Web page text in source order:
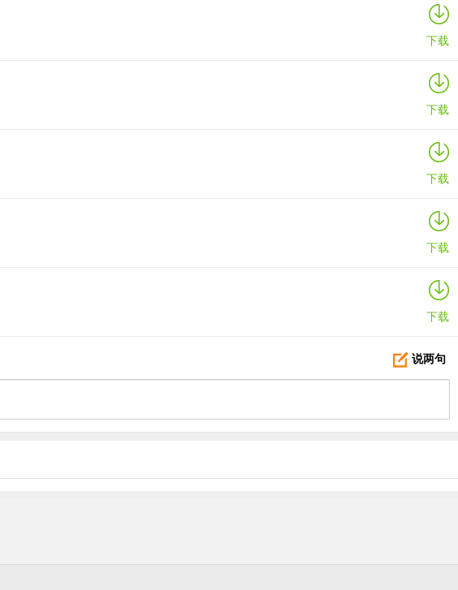
要有点那个，那个你懂吗？”我说：“好的。”经过努力我终于编出了这样的关卡，哈哈哈
下载
下载
下载
下载
下载
说两句